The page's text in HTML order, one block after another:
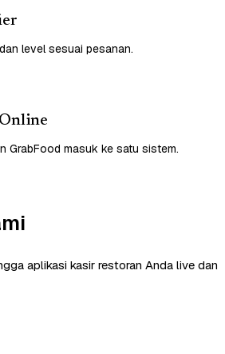
level sesuai pesanan.
GrabFood masuk ke satu sistem.
aplikasi kasir restoran Anda live dan